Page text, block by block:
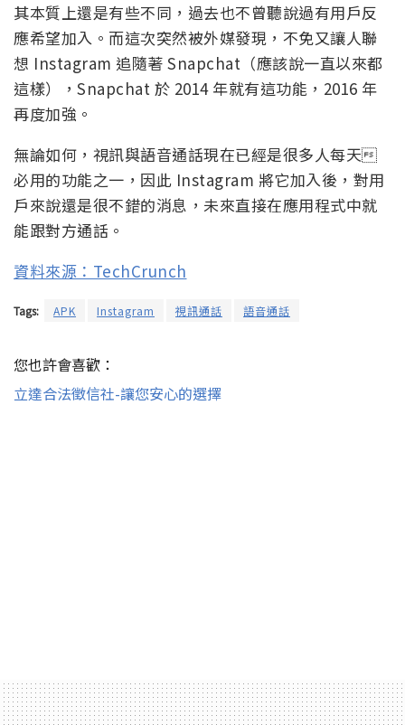
其本質上還是有些不同，過去也不曾聽說過有用戶反
應希望加入。而這次突然被外媒發現，不免又讓人聯
想 Instagram 追隨著 Snapchat（應該說一直以來都
這樣），Snapchat 於 2014 年就有這功能，2016 年
再度加強。
無論如何，視訊與語音通話現在已經是很多人每天
必用的功能之一，因此 Instagram 將它加入後，對用
戶來說還是很不錯的消息，未來直接在應用程式中就
能跟對方通話。
資料來源：TechCrunch
Tags: APK Instagram 視訊通話 語音通話
您也許會喜歡：
立達合法徵信社-讓您安心的選擇